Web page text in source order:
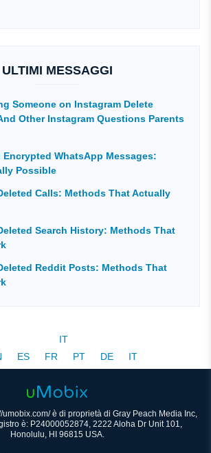
ULTIMI MESSAGGI
Someone on Instagram Delete
Other Instagram Questions Parents
Encrypted WhatsApp Messages:
Possible
Calls: Methods That Actually
Search History: Methods That
Reddit Posts: Methods That
IT
ES FR PT DE IT
umobix.com/ è di proprietà di Gray Peach Media Inc,
è: P24000052874, 2222 Aloha Dr Unit 101,
Honolulu, HI 96815 USA.